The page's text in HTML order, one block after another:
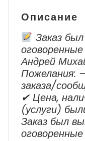
Описание
Заказ
Андрей
Пожелания:
заказа/
✔ Цена,
(услуги)
Заказ был
оговоренные